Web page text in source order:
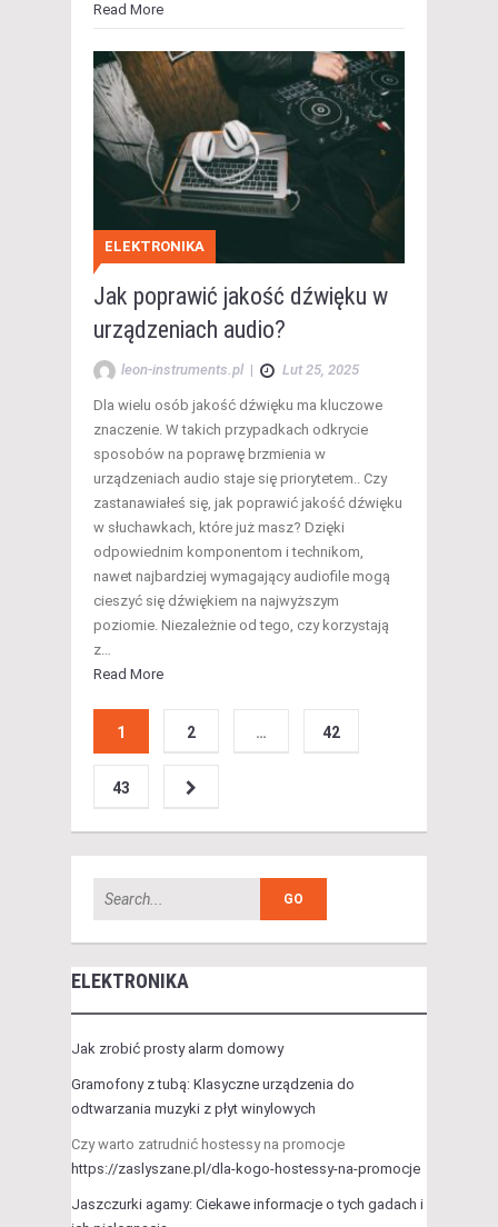
Read More
ELEKTRONIKA
Jak poprawić jakość dźwięku w
urządzeniach audio?
leon-instruments.pl | Lut 25, 2025
Dla wielu osób jakość dźwięku ma kluczowe
znaczenie. W takich przypadkach odkrycie
sposobów na poprawę brzmienia w
urządzeniach audio staje się priorytetem.. Czy
zastanawiałeś się, jak poprawić jakość dźwięku
w słuchawkach, które już masz? Dzięki
odpowiednim komponentom i technikom,
nawet najbardziej wymagający audiofile mogą
cieszyć się dźwiękiem na najwyższym
poziomie. Niezależnie od tego, czy korzystają
z…
Read More
1 2 … 42
43
ELEKTRONIKA
Jak zrobić prosty alarm domowy
Gramofony z tubą: Klasyczne urządzenia do
odtwarzania muzyki z płyt winylowych
Czy warto zatrudnić hostessy na promocje
https://zaslyszane.pl/dla-kogo-hostessy-na-promocje
Jaszczurki agamy: Ciekawe informacje o tych gadach i